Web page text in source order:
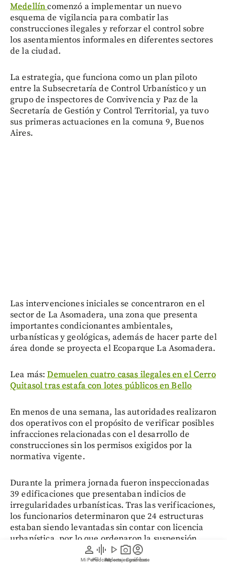
person
Mi Perfil
graphic_eq
Pódcast
play_arrow
Videos
photo_camera
Reportajes gráficos
account_circle
Suscríbete
Medellíncomenzó a implementar un nuevo
esquema de vigilancia para combatir las
construcciones ilegales y reforzar el control sobre
los asentamientos informales en diferentes sectores
de la ciudad.
La estrategia, que funciona como un plan piloto
entre la Subsecretaría de Control Urbanístico y un
grupo de inspectores de Convivencia y Paz de la
Secretaría de Gestión y Control Territorial, ya tuvo
sus primeras actuaciones en la comuna 9, Buenos
Aires.
Las intervenciones iniciales se concentraron en el
sector de La Asomadera, una zona que presenta
importantes condicionantes ambientales,
urbanísticas y geológicas, además de hacer parte del
área donde se proyecta el Ecoparque La Asomadera.
Lea más:Demuelen cuatro casas ilegales en el Cerro
Quitasol tras estafa con lotes públicos en Bello
En menos de una semana, las autoridades realizaron
dos operativos con el propósito de verificar posibles
infracciones relacionadas con el desarrollo de
construcciones sin los permisos exigidos por la
normativa vigente.
Durante la primera jornada fueron inspeccionadas
39 edificaciones que presentaban indicios de
irregularidades urbanísticas. Tras las verificaciones,
los funcionarios determinaron que 24 estructuras
estaban siendo levantadas sin contar con licencia
urbanística, por lo que ordenaron la suspensión
inmediata de las obras mediante la imposición de